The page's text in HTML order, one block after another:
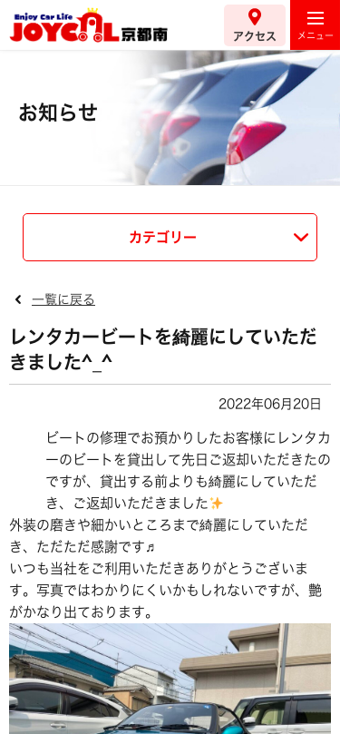
アクセス
お知らせ
カテゴリー
一覧に戻る
レンタカービートを綺麗にしていただ
きました^_^
2022年06月20日
ビートの修理でお預かりしたお客様にレンタカ
ーのビートを貸出して先日ご返却いただきたの
ですが、貸出する前よりも綺麗にしていただ
き、ご返却いただきました
外装の磨きや細かいところまで綺麗にしていただ
き、ただただ感謝です♬
いつも当社をご利用いただきありがとうございま
す。写真ではわかりにくいかもしれないですが、艶
がかなり出ております。